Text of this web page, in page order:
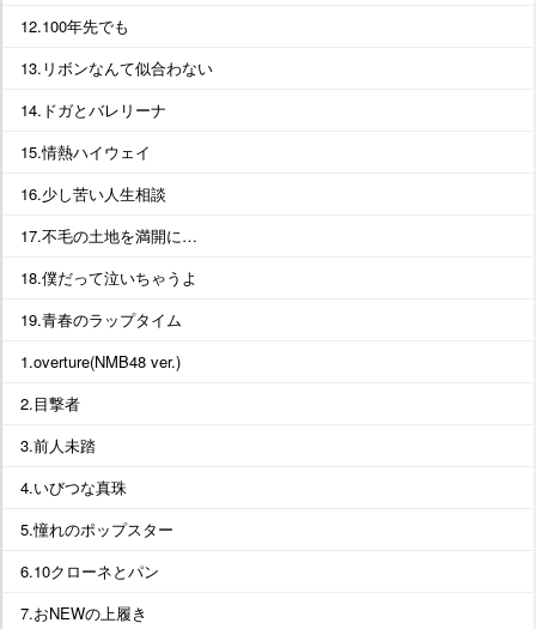
12.100年先でも
13.リボンなんて似合わない
14.ドガとバレリーナ
15.情熱ハイウェイ
16.少し苦い人生相談
17.不毛の土地を満開に…
18.僕だって泣いちゃうよ
19.青春のラップタイム
1.overture(NMB48 ver.)
2.目撃者
3.前人未踏
4.いびつな真珠
5.憧れのポップスター
6.10クローネとパン
7.おNEWの上履き